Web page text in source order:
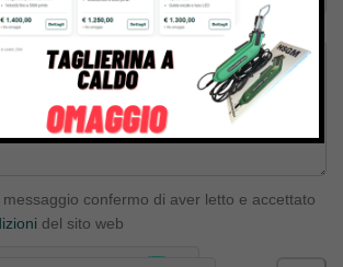
messaggio confermo di aver letto e accettato
del sito web